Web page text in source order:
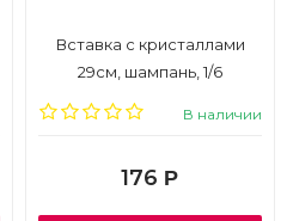
Вставка с кристаллами
29см, шампань, 1/6
В наличии
176 Р